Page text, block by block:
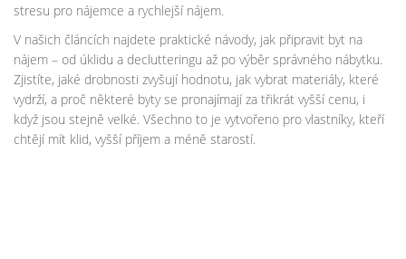
stresu pro nájemce a rychlejší nájem.
V našich článcích najdete praktické návody, jak připravit byt na
nájem – od úklidu a declutteringu až po výběr správného nábytku.
Zjistíte, jaké drobnosti zvyšují hodnotu, jak vybrat materiály, které
vydrží, a proč některé byty se pronajímají za třikrát vyšší cenu, i
když jsou stejně velké. Všechno to je vytvořeno pro vlastníky, kteří
chtějí mít klid, vyšší příjem a méně starostí.